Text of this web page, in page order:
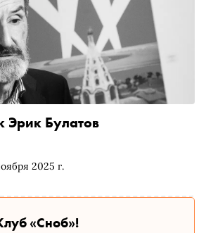
2025 г.
Эрик Булатов
«Сноб»!